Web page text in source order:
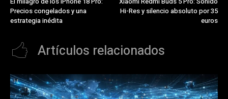
Precios congelados y una
estrategia inédita
Hi-Res y silencio absoluto por 35
euros
Artículos relacionados